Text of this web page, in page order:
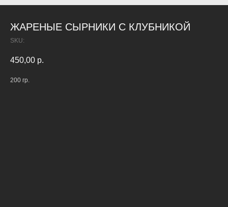
ЖАРЕНЫЕ СЫРНИКИ С КЛУБНИКОЙ
SKU:
450,00 р.
200 гр.